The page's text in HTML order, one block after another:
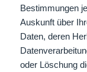
Bestimmungen
Auskunft über
Daten, deren
oder Löschung